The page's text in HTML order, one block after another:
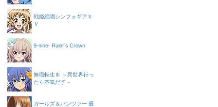
戦姫絶唱シンフォギアＸ
Ｖ
9-nine- Ruler’s Crown
無職転生Ⅲ ～異世界行っ
たら本気だす～
ガールズ＆パンツァー 最